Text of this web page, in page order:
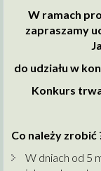
W ramach
zapraszamy
do udziału w
Konkurs
Co należy zrobić
W dniach od 5